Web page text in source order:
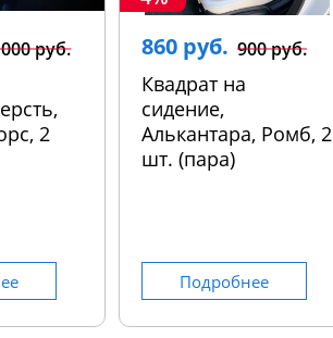
руб.
2
860 руб. 900 руб.
Квадрат на
сидение,
Алькантара, Ромб, 2
шт. (пара)
Подробнее